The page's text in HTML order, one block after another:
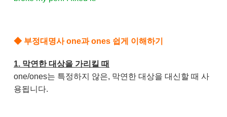
◆​ 부정대명사 one과 ones 쉽게 이해하기
1. 막연한 대상을 가리킬 때
one/ones는 특정하지 않은, 막연한 대상을 대신할 때 사
용됩니다.